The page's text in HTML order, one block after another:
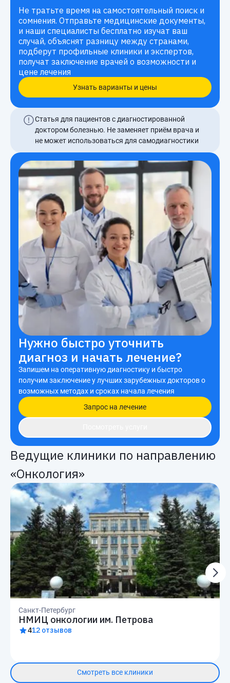
Не тратьте время на самостоятельный поиск и
сомнения. Отправьте медицинские документы,
и наши специалисты бесплатно изучат ваш
случай, объяснят разницу между странами,
подберут профильные клиники и экспертов,
получат заключение врачей о возможности и
цене лечения
Узнать варианты и цены
Статья для пациентов с диагностированной
доктором болезнью. Не заменяет приём врача и
не может использоваться для самодиагностики
Нужно быстро уточнить
диагноз и начать лечение?
Запишем на оперативную диагностику и быстро
получим заключение у лучших зарубежных докторов о
возможных методах и сроках начала лечения
Запрос на лечение
Ведущие клиники по направлению
«Онкология»
Санкт-Петербург
НМИЦ онкологии им. Петрова
412 отзывов
Смотреть все клиники